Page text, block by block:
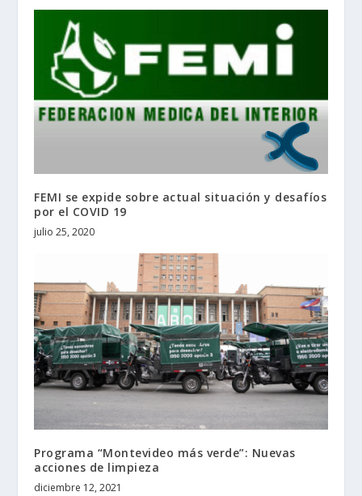
FEMI se expide sobre actual situación y desafíos
por el COVID 19
julio 25, 2020
Programa “Montevideo más verde”: Nuevas
acciones de limpieza
diciembre 12, 2021